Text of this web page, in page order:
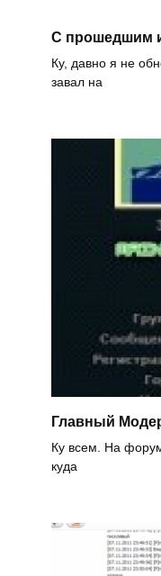
С прошедшим
Ку, давно я не
завал на
Главный
Ку всем. На
куда